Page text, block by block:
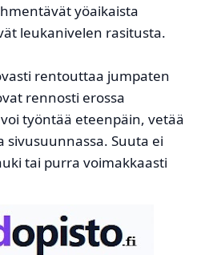
yöaikaista
leukanivelen rasitusta.
rentouttaa jumpaten
rennosti erossa
työntää eteenpäin, vetää
sivusuunnassa. Suuta ei
tai purra voimakkaasti